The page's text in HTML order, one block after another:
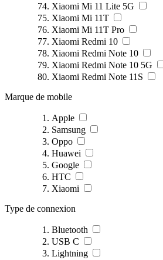
Xiaomi Mi 11 Lite 5G
Xiaomi Mi 11T
Xiaomi Mi 11T Pro
Xiaomi Redmi 10
Xiaomi Redmi Note 10
Xiaomi Redmi Note 10 5G
Xiaomi Redmi Note 11S
Marque de mobile
Apple
Samsung
Oppo
Huawei
Google
HTC
Xiaomi
Type de connexion
Bluetooth
USB C
Lightning